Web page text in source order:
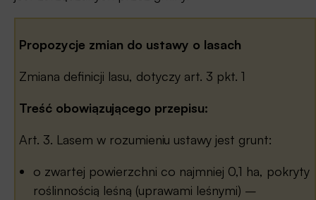
Propozycje zmian do ustawy o lasach
Zmiana definicji lasu, dotyczy art. 3 pkt. 1
Treść obowiązującego przepisu:
Art. 3. Lasem w rozumieniu ustawy jest grunt:
o zwartej powierzchni co najmniej 0,1 ha, pokryty
roślinnością leśną (uprawami leśnymi) –